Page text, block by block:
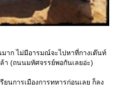
าก ไม่มีอารมณ์จะไปหาที่กางเต๊นท์
า (ถนนมหัศจรรย์พอกันเลยอ่ะ)
ยนการเมืองการทหารก่อนเลย ก็ลง